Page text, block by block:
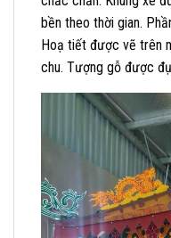
bền theo thời gian.
Hoạ tiết được vẽ trên
chu. Tượng gỗ được